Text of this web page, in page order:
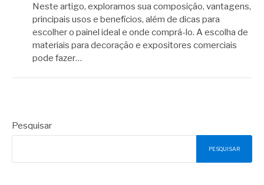
Neste artigo, exploramos sua composição, vantagens,
principais usos e benefícios, além de dicas para
escolher o painel ideal e onde comprá-lo. A escolha de
materiais para decoração e expositores comerciais
pode fazer…
Pesquisar
PESQUISAR